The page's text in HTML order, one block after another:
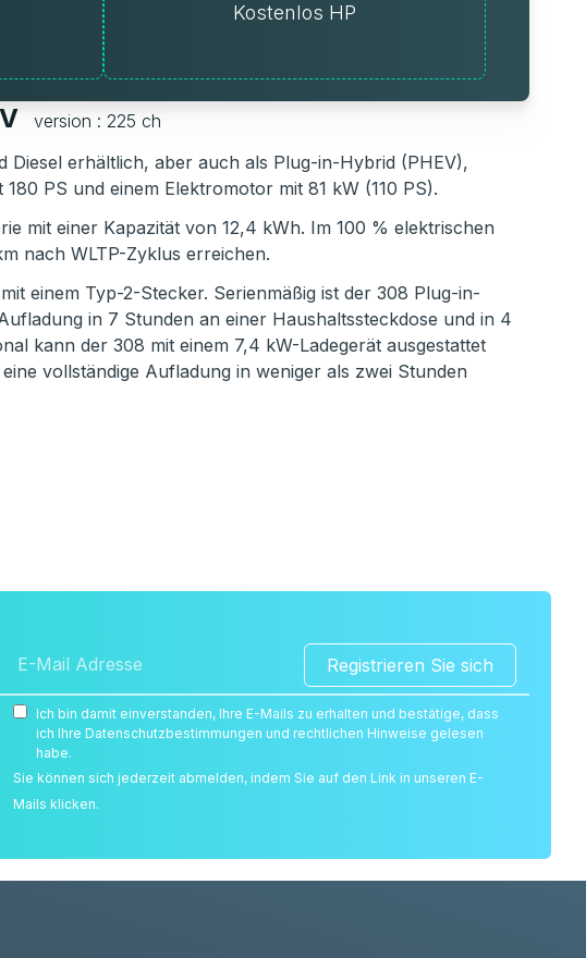
Kostenlos HP
version : 225 ch
Diesel erhältlich, aber auch als Plug-in-Hybrid (PHEV),
PS und einem Elektromotor mit 81 kW (110 PS).
mit einer Kapazität von 12,4 kWh. Im 100 % elektrischen
nach WLTP-Zyklus erreichen.
einem Typ-2-Stecker. Serienmäßig ist der 308 Plug-in-
in 7 Stunden an einer Haushaltssteckdose und in 4
kann der 308 mit einem 7,4 kW-Ladegerät ausgestattet
vollständige Aufladung in weniger als zwei Stunden
Registrieren Sie sich
Ich bin damit einverstanden, Ihre E-Mails zu erhalten und bestätige, dass
ich Ihre Datenschutzbestimmungen und rechtlichen Hinweise gelesen
habe.
Sie können sich jederzeit abmelden, indem Sie auf den Link in unseren E-
Mails klicken.